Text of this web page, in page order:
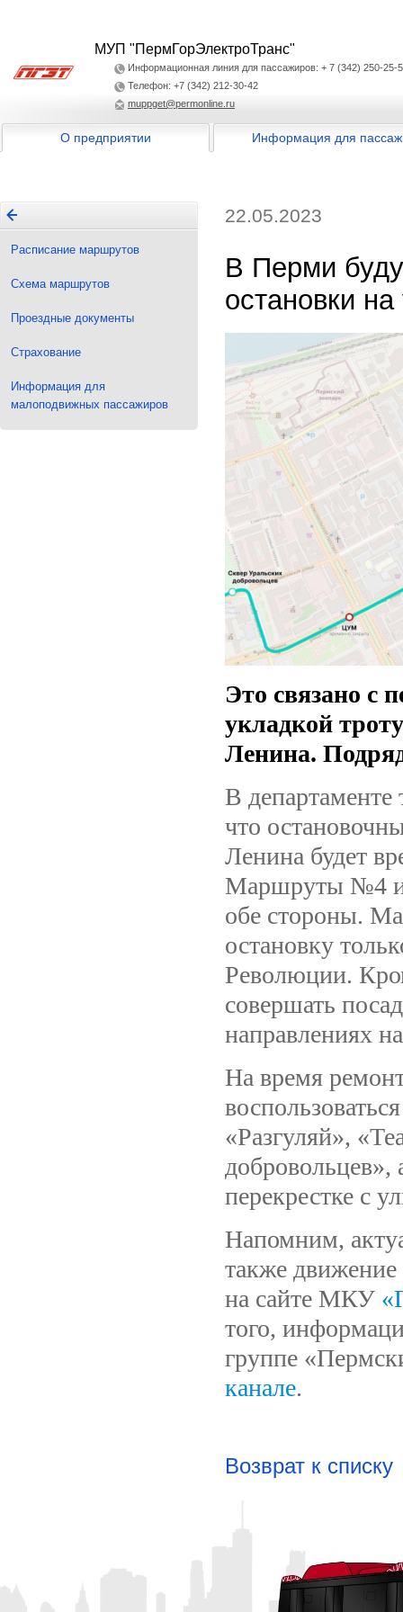
МУП "ПермГорЭлектроТранс"
Информационная линия для пассажиров: + 7 (342) 250-25-
Телефон: +7 (342) 212-30-42
muppget@permonline.ru
О предприятии Информация для
Расписание маршрутов
Схема маршрутов
Проездные документы
Страхование
Информация для
малоподвижных пассажиров
22.05.2023
В Перми
остановки
Это связано с
укладкой
Ленина.
В
что
Ленина будет
Маршруты №4 и
обе стороны.
остановку
Революции.
совершать
направлениях
На время
«Разгуляй»,
добровольцев»,
перекрестке с
Напомним,
также
на сайте МКУ
того,
группе
канале.
Возврат к списку